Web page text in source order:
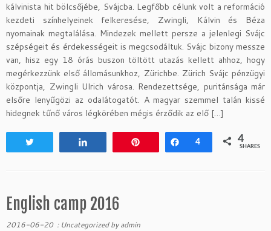
kálvinista hit bölcsőjébe, Svájcba. Legfőbb célunk volt a reformáció
kezdeti színhelyeinek felkeresése, Zwingli, Kálvin és Béza
nyomainak megtalálása. Mindezek mellett persze a jelenlegi Svájc
szépségeit és érdekességeit is megcsodáltuk. Svájc bizony messze
van, hisz egy 18 órás buszon töltött utazás kellett ahhoz, hogy
megérkezzünk első állomásunkhoz, Zürichbe. Zürich Svájc pénzügyi
központja, Zwingli Ulrich városa. Rendezettsége, puritánsága már
elsőre lenyűgözi az odalátogatót. A magyar szemmel talán kissé
hidegnek tűnő város légkörében mégis érződik az elő […]
Share
4 4
SHARES
English camp 2016
2016-06-20: Uncategorizedbyadmin